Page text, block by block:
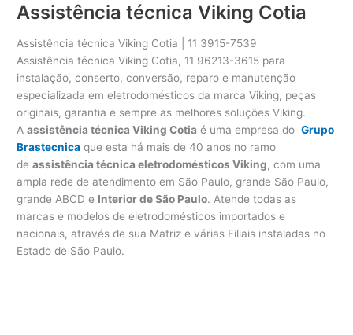
Assistência técnica Viking Cotia
Assistência técnica Viking Cotia | 11 3915-7539
Assistência técnica Viking Cotia, 11 96213-3615 para
instalação, conserto, conversão, reparo e manutenção
especializada em eletrodomésticos da marca Viking, peças
originais, garantia e sempre as melhores soluções Viking.
Aassistência técnica Viking Cotia é uma empresa doGrupo
Brastecnica que esta há mais de 40 anos no ramo
deassistência técnica eletrodomésticos Viking, com uma
ampla rede de atendimento em São Paulo, grande São Paulo,
grande ABCD e Interior de São Paulo. Atende todas as
marcas e modelos de eletrodomésticos importados e
nacionais, através de sua Matriz e várias Filiais instaladas no
Estado de São Paulo.